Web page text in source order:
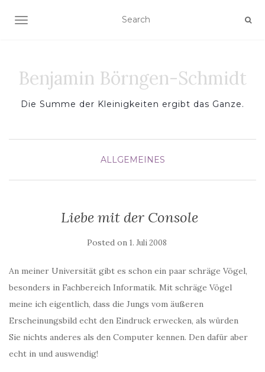
TOGGLE NAVIGATION
Benjamin Börngen-Schmidt
Die Summe der Kleinigkeiten ergibt das Ganze.
ALLGEMEINES
Liebe mit der Console
Posted on 1. Juli 2008
An meiner Universität gibt es schon ein paar schräge Vögel,
besonders in Fachbereich Informatik. Mit schräge Vögel
meine ich eigentlich, dass die Jungs vom äußeren
Erscheinungsbild echt den Eindruck erwecken, als würden
Sie nichts anderes als den Computer kennen. Den dafür aber
echt in und auswendig!